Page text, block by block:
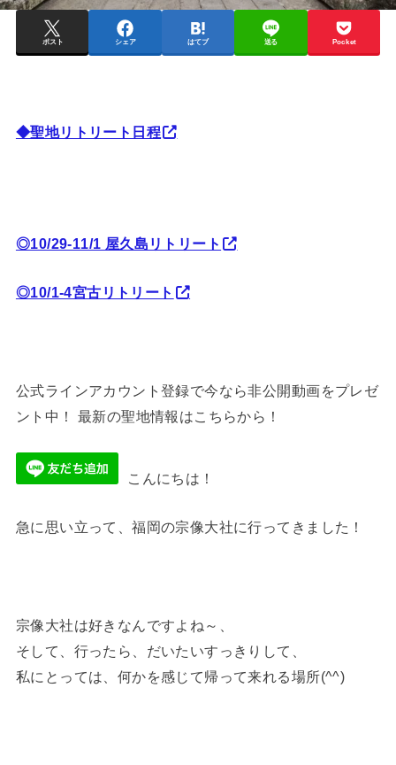
ポスト シェア はてブ 送る Pocket
◆聖地リトリート日程
◎10/29-11/1 屋久島リトリート
◎10/1-4宮古リトリート
公式ラインアカウント登録で今なら非公開動画をプレゼ
ント中！ 最新の聖地情報はこちらから！
こんにちは！
急に思い立って、福岡の宗像大社に行ってきました！
宗像大社は好きなんですよね～、
そして、行ったら、だいたいすっきりして、
私にとっては、何かを感じて帰って来れる場所(^^)